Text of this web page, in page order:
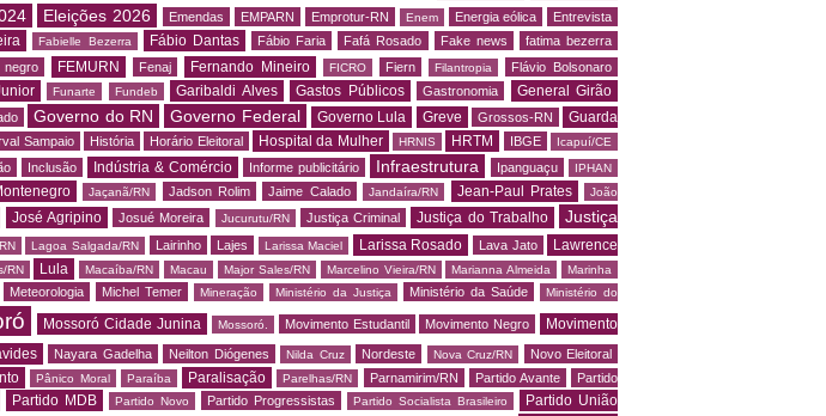
Eleições 2026 Emendas EMPARN Emprotur-RN Enem Energia eólica Entrevista
Fabielle Bezerra Fábio Dantas Fábio Faria Fafá Rosado Fake news fatima bezerra
negro FEMURN Fenaj Fernando Mineiro FICRO Fiern Filantropia Flávio Bolsonaro
Funarte Fundeb Garibaldi Alves Gastos Públicos Gastronomia General Girão
Governo do RN Governo Federal Governo Lula Greve Grossos-RN
Guarda
Sampaio História Horário Eleitoral Hospital da Mulher HRNIS HRTM IBGE Icapuí/CE
Inclusão Indústria & Comércio Informe publicitário Infraestrutura Ipanguaçu IPHAN
Jaçanã/RN Jadson Rolim Jaime Calado Jandaíra/RN Jean-Paul Prates
João
José Agripino Josué Moreira Jucurutu/RN Justiça Criminal Justiça do Trabalho
Justiça
Lagoa Salgada/RN Lairinho Lajes Larissa Maciel Larissa Rosado Lava Jato
Lawrence
RN Lula Macaíba/RN Macau Major Sales/RN Marcelino Vieira/RN Marianna Almeida Marinha
Meteorologia Michel Temer Mineração Ministério da Justiça Ministério da Saúde Ministério do
Mossoró Cidade Junina Mossoró. Movimento Estudantil Movimento Negro
Movimento
Nayara Gadelha Neilton Diógenes Nilda Cruz Nordeste Nova Cruz/RN Novo Eleitoral
Pânico Moral Paraíba Paralisação Parelhas/RN Parnamirim/RN Partido Avante
Partido
Partido MDB Partido Novo Partido Progressistas Partido Socialista Brasileiro Partido União